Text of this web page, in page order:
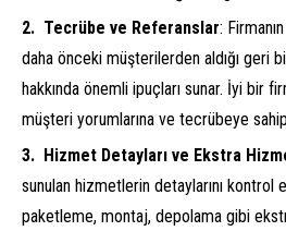
Tecrübe ve Referanslar:
daha önceki müşterilerden aldığı geri
hakkında önemli ipuçları sunar. İyi bir
müşteri yorumlarına ve tecrübeye
Hizmet Detayları ve Ekstra
sunulan hizmetlerin detaylarını kontrol
paketleme, montaj, depolama gibi